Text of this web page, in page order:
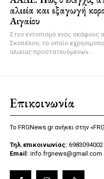
αλιεία και εξαγωγή
Αιγαίου
Στον εντοπισμό ενός σκάφους
Σκοπέλου, το οποίο
αλιείας προστατευόμενων...
Επικοινωνία
Το FRGNews.gr ανήκει στην
Τηλ.επικοινωνίας: 6983094002
Email: info.frgnews@gmail.com